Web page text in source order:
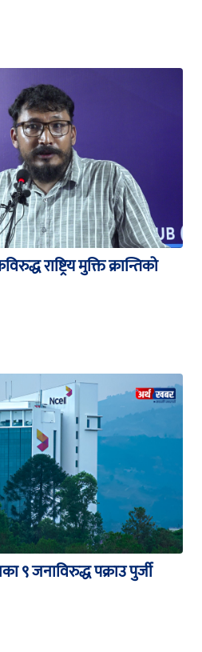
राष्ट्रिय मुक्ति क्रान्तिको
९ जनाविरुद्ध पक्राउ पुर्जी